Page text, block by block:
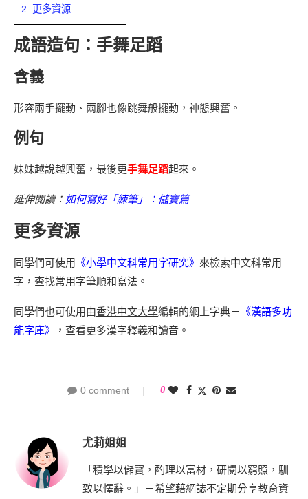
2.
更多資源
成語造句：手舞足蹈
含義
形容兩手擺動、兩腳也像跳舞般擺動，神態興奮。
例句
妹妹越說越興奮，最後更手舞足蹈起來。
延伸閱讀： 如何寫好「練筆」：儲寶篇
更多資源
同學們可使用 《小學中文科常用字研究》 來檢索中文科常用
字，查找常用字筆順和寫法。
同學們也可使用由香港中文大學編輯的網上字典－ 《漢語多功
能字庫》
，查看更多漢字釋義和讀音。
0 comment 0
尤莉姐姐
「積學以儲寶，酌理以富材，研閱以窮照，馴
致以懌辭。」－希望藉網誌不定期分享教育資